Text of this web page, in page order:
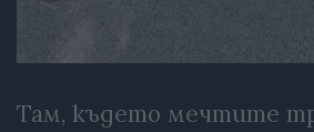
Там, където мечтите